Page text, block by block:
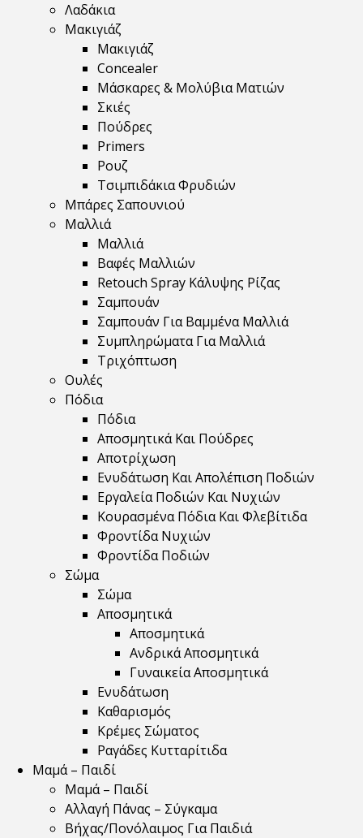
Λαδάκια
Μακιγιάζ
Μακιγιάζ
Concealer
Μάσκαρες & Μολύβια Ματιών
Σκιές
Πούδρες
Primers
Ρουζ
Τσιμπιδάκια Φρυδιών
Μπάρες Σαπουνιού
Μαλλιά
Μαλλιά
Βαφές Μαλλιών
Retouch Spray Κάλυψης Ρίζας
Σαμπουάν
Σαμπουάν Για Βαμμένα Μαλλιά
Συμπληρώματα Για Μαλλιά
Τριχόπτωση
Ουλές
Πόδια
Πόδια
Αποσμητικά Και Πούδρες
Αποτρίχωση
Ενυδάτωση Και Απολέπιση Ποδιών
Εργαλεία Ποδιών Και Νυχιών
Κουρασμένα Πόδια Και Φλεβίτιδα
Φροντίδα Νυχιών
Φροντίδα Ποδιών
Σώμα
Σώμα
Αποσμητικά
Αποσμητικά
Ανδρικά Αποσμητικά
Γυναικεία Αποσμητικά
Ενυδάτωση
Καθαρισμός
Κρέμες Σώματος
Ραγάδες Κυτταρίτιδα
Μαμά – Παιδί
Μαμά – Παιδί
Αλλαγή Πάνας – Σύγκαμα
Βήχας/Πονόλαιμος Για Παιδιά